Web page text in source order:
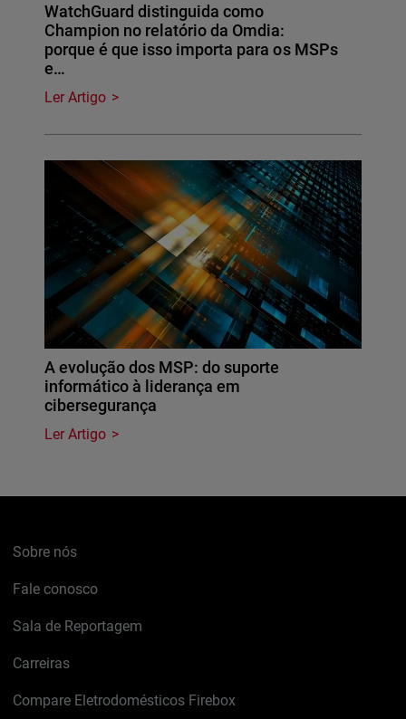
WatchGuard distinguida como
Champion no relatório da Omdia:
porque é que isso importa para os MSPs
e…
Ler Artigo
A evolução dos MSP: do suporte
informático à liderança em
cibersegurança
Ler Artigo
Sobre nós
Fale conosco
Sala de Reportagem
Carreiras
Compare Eletrodomésticos Firebox